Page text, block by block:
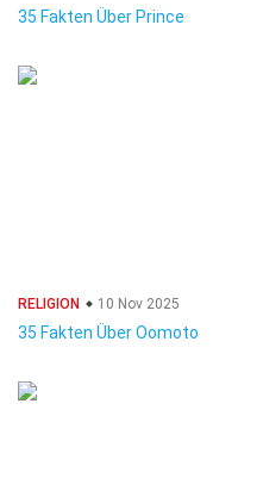
35 Fakten Über Prince
RELIGION 10 Nov 2025
35 Fakten Über Oomoto